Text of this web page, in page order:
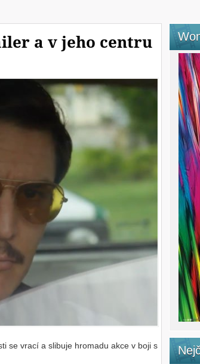
a v jeho centru
se vrací a slibuje hromadu akce v boji s